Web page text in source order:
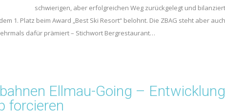
schwierigen, aber erfolgreichen Weg zurückgelegt und bilanziert
1. Platz beim Award „Best Ski Resort“ belohnt. Die ZBAG steht aber auch
dafür prämiert – Stichwort Bergrestaurant…
Ellmau-Going – Entwicklung
forcieren